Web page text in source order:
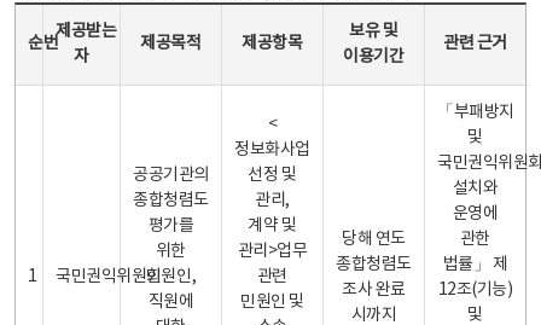
순번
제공받는
자
제공목적 제공항목
보유 및
이용기간
관련 근거
1 국민권익위원회
공공기관의
종합청렴도
평가를
위한
민원인,
직원에
<
정보화사업
선정 및
관리,
계약 및
관리>업무
관련
민원인 및
당해 연도
종합청렴도
조사 완료
시까지
「부패방지
및
국민권익위원
설치와
운영에
관한
법률」 제
12조(기능)
및